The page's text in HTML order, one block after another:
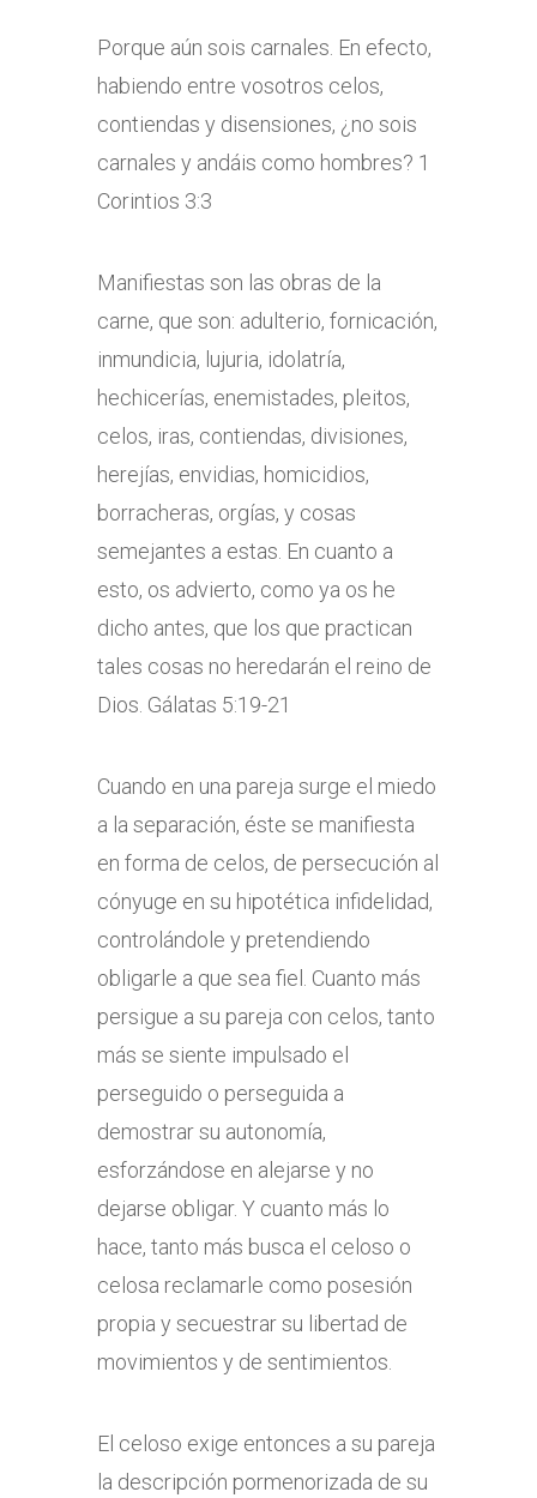
Porque aún sois carnales. En efecto,
habiendo entre vosotros celos,
contiendas y disensiones, ¿no sois
carnales y andáis como hombres? 1
Corintios 3:3
Manifiestas son las obras de la
carne, que son: adulterio, fornicación,
inmundicia, lujuria, idolatría,
hechicerías, enemistades, pleitos,
celos, iras, contiendas, divisiones,
herejías, envidias, homicidios,
borracheras, orgías, y cosas
semejantes a estas. En cuanto a
esto, os advierto, como ya os he
dicho antes, que los que practican
tales cosas no heredarán el reino de
Dios. Gálatas 5:19-21
Cuando en una pareja surge el miedo
a la separación, éste se manifiesta
en forma de celos, de persecución al
cónyuge en su hipotética infidelidad,
controlándole y pretendiendo
obligarle a que sea fiel. Cuanto más
persigue a su pareja con celos, tanto
más se siente impulsado el
perseguido o perseguida a
demostrar su autonomía,
esforzándose en alejarse y no
dejarse obligar. Y cuanto más lo
hace, tanto más busca el celoso o
celosa reclamarle como posesión
propia y secuestrar su libertad de
movimientos y de sentimientos.
El celoso exige entonces a su pareja
la descripción pormenorizada de su